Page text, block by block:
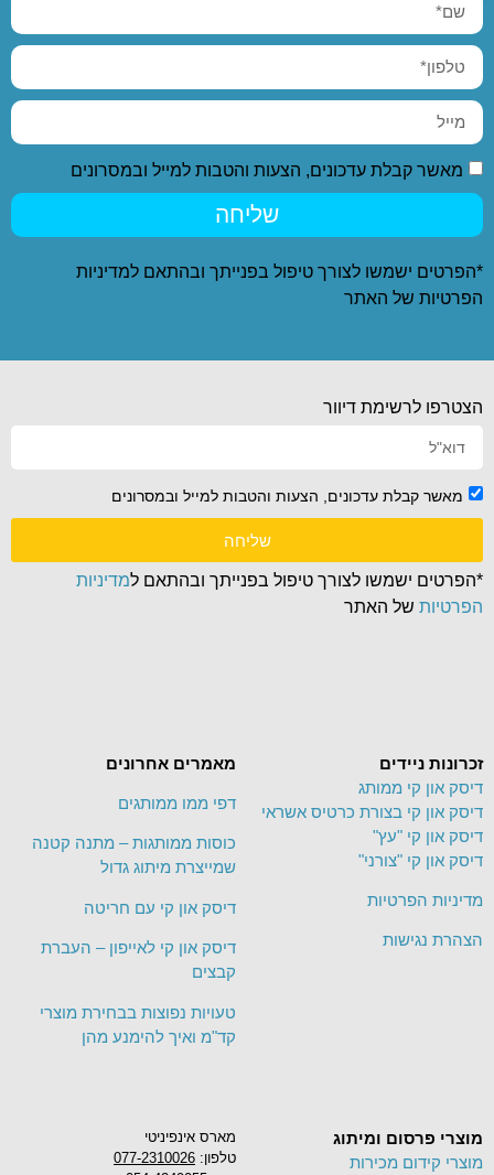
מאשר קבלת עדכונים, הצעות והטבות למייל ובמסרונים
שליחה
*הפרטים ישמשו לצורך טיפול בפנייתך ובהתאם למדיניות
הפרטיות של האתר
מארס אינפיניטי
טלפון: 077-2310026
מוצרי פרסום ומיתוג
מוצרי קידום מכירות
מאמרים אחרונים
דפי ממו ממותגים
כוסות ממותגות – מתנה קטנה
שמייצרת מיתוג גדול
דיסק און קי עם חריטה
דיסק און קי לאייפון – העברת
קבצים
טעויות נפוצות בבחירת מוצרי
קד"מ ואיך להימנע מהן
זכרונות ניידים
דיסק און קי ממותג
דיסק און קי בצורת כרטיס אשראי
דיסק און קי "עץ"
דיסק און קי "צורני"
מדיניות הפרטיות
הצהרת נגישות
הצטרפו לרשימת דיוור
מאשר קבלת עדכונים, הצעות והטבות למייל ובמסרונים
שליחה
*הפרטים ישמשו לצורך טיפול בפנייתך ובהתאם למדיניות
הפרטיות של האתר